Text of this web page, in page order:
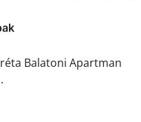
Balatoni Apartman